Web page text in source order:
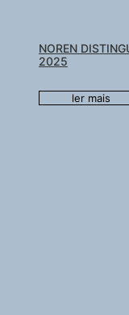
NOREN
2025
ler mais